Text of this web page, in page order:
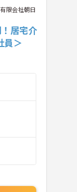
有限会社朝日
居宅介
員＞